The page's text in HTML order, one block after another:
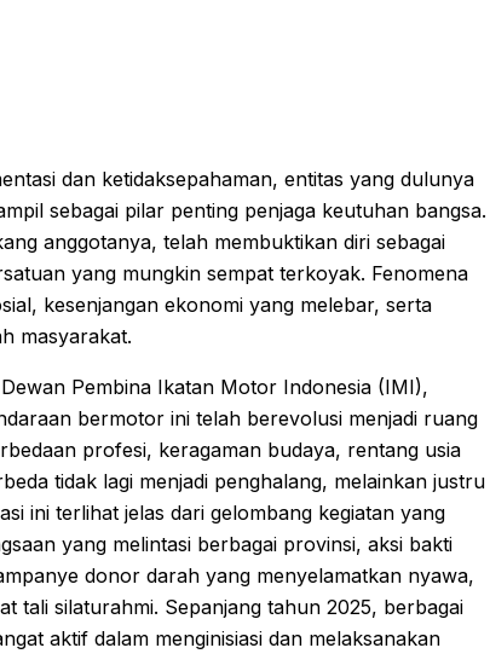
dan ketidaksepahaman, entitas yang dulunya
sebagai pilar penting penjaga keutuhan bangsa.
anggotanya, telah membuktikan diri sebagai
yang mungkin sempat terkoyak. Fenomena
kesenjangan ekonomi yang melebar, serta
masyarakat.
Pembina Ikatan Motor Indonesia (IMI),
bermotor ini telah berevolusi menjadi ruang
profesi, keragaman budaya, rentang usia
tidak lagi menjadi penghalang, melainkan justru
ini terlihat jelas dari gelombang kegiatan yang
yang melintasi berbagai provinsi, aksi bakti
donor darah yang menyelamatkan nyawa,
tali silaturahmi. Sepanjang tahun 2025, berbagai
aktif dalam menginisiasi dan melaksanakan